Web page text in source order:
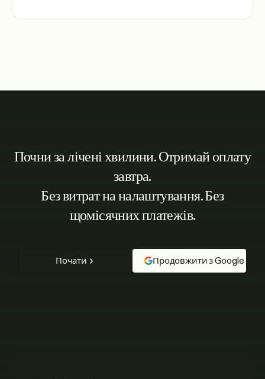
Почни за лічені хвилини. Отримай оплату
завтра.
Без витрат на налаштування. Без
щомісячних платежів.
Почати Продовжити з Google